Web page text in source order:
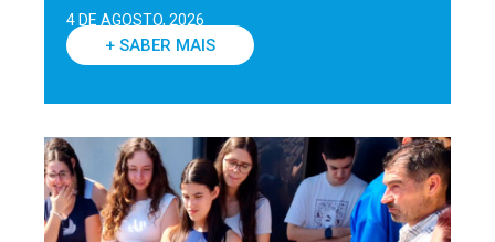
4 DE AGOSTO, 2026
+ SABER MAIS